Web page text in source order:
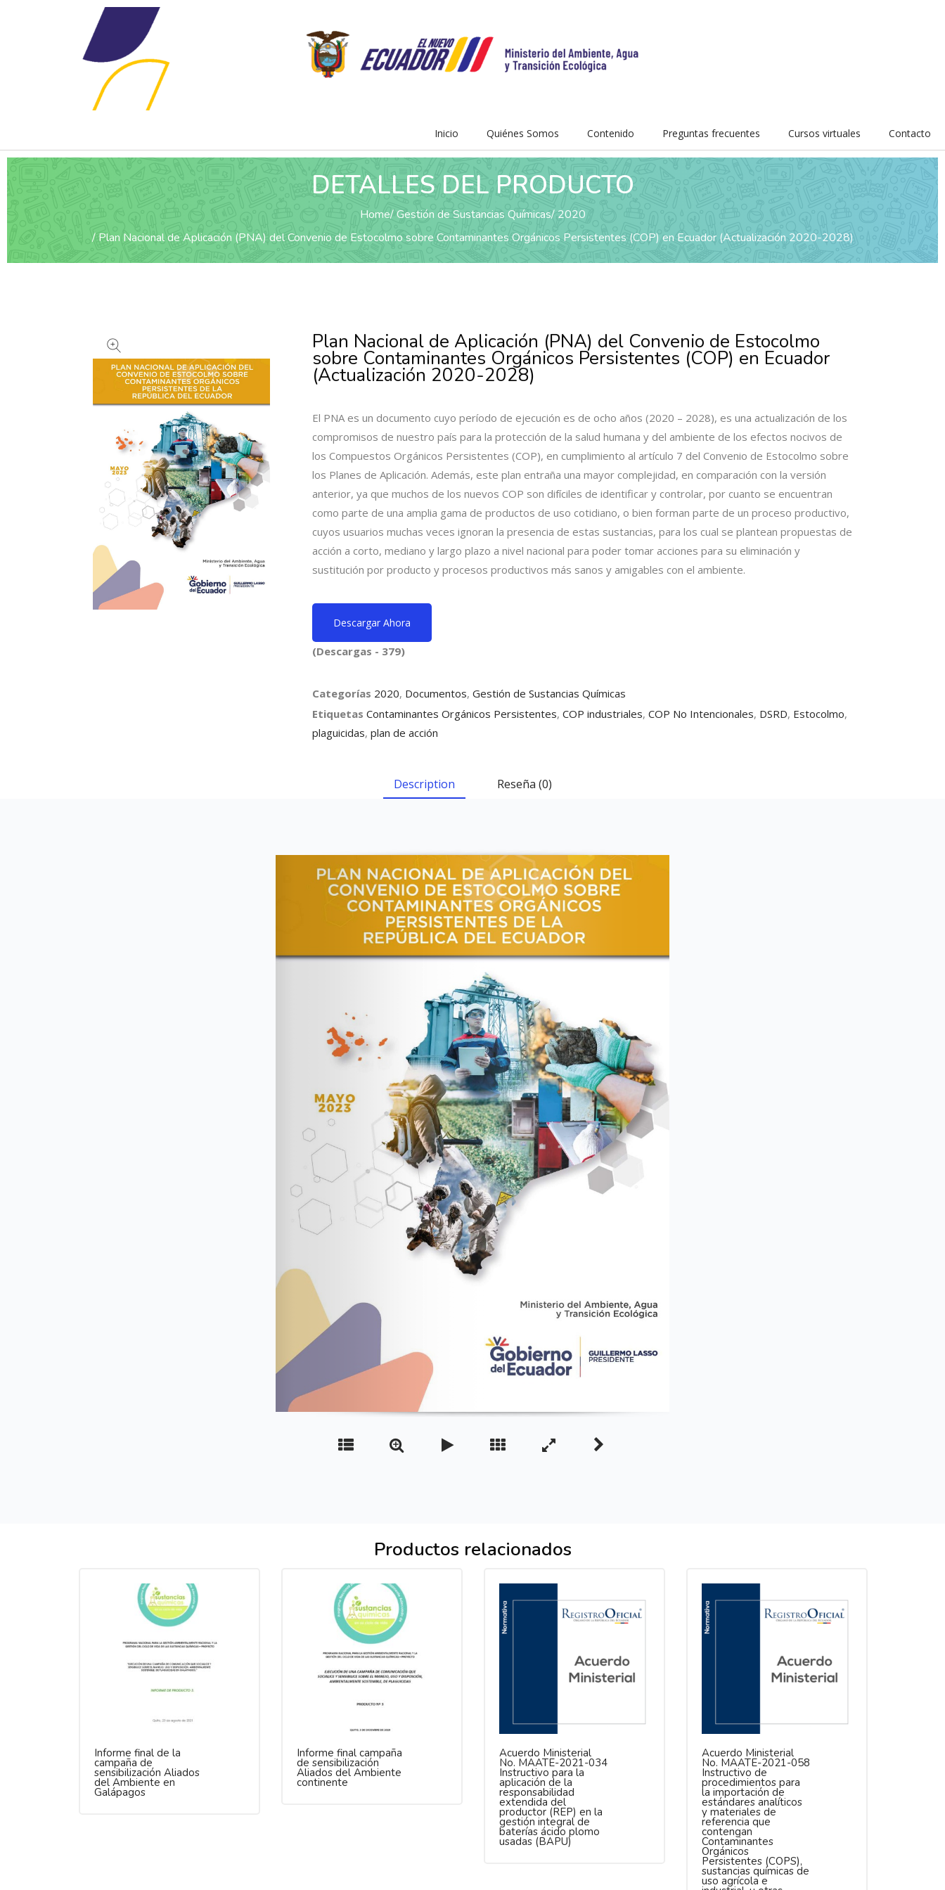
Inicio Quiénes Somos Contenido Preguntas frecuentes Cursos virtuales Contacto
DETALLES DEL PRODUCTO
Home Gestión de Sustancias Químicas 2020
Plan Nacional de Aplicación (PNA) del Convenio de Estocolmo sobre Contaminantes Orgánicos Persistentes (COP) en Ecuador (Actualización 2020-2028)
Plan Nacional de Aplicación (PNA) del Convenio de Estocolmo
sobre Contaminantes Orgánicos Persistentes (COP) en Ecuador
(Actualización 2020-2028)
El PNA es un documento cuyo período de ejecución es de ocho años (2020 – 2028), es una actualización de los
compromisos de nuestro país para la protección de la salud humana y del ambiente de los efectos nocivos de
los Compuestos Orgánicos Persistentes (COP), en cumplimiento al artículo 7 del Convenio de Estocolmo sobre
los Planes de Aplicación. Además, este plan entraña una mayor complejidad, en comparación con la versión
anterior, ya que muchos de los nuevos COP son difíciles de identificar y controlar, por cuanto se encuentran
como parte de una amplia gama de productos de uso cotidiano, o bien forman parte de un proceso productivo,
cuyos usuarios muchas veces ignoran la presencia de estas sustancias, para los cual se plantean propuestas de
acción a corto, mediano y largo plazo a nivel nacional para poder tomar acciones para su eliminación y
sustitución por producto y procesos productivos más sanos y amigables con el ambiente.
Descargar Ahora
(Descargas - 379)
Categorías 2020, Documentos, Gestión de Sustancias Químicas
Etiquetas Contaminantes Orgánicos Persistentes, COP industriales, COP No Intencionales, DSRD, Estocolmo,
plaguicidas, plan de acción
Description Reseña (0)
Productos relacionados
Informe final de la
campaña de
sensibilización Aliados
del Ambiente en
Galápagos
Informe final campaña
de sensibilización
Aliados del Ambiente
continente
Acuerdo Ministerial
No. MAATE-2021-034
Instructivo para la
aplicación de la
responsabilidad
extendida del
productor (REP) en la
gestión integral de
baterías ácido plomo
usadas (BAPU)
Acuerdo Ministerial
No. MAATE-2021-058
Instructivo de
procedimientos para
la importación de
estándares analíticos
y materiales de
referencia que
contengan
Contaminantes
Orgánicos
Persistentes (COPS),
sustancias químicas de
uso agrícola e